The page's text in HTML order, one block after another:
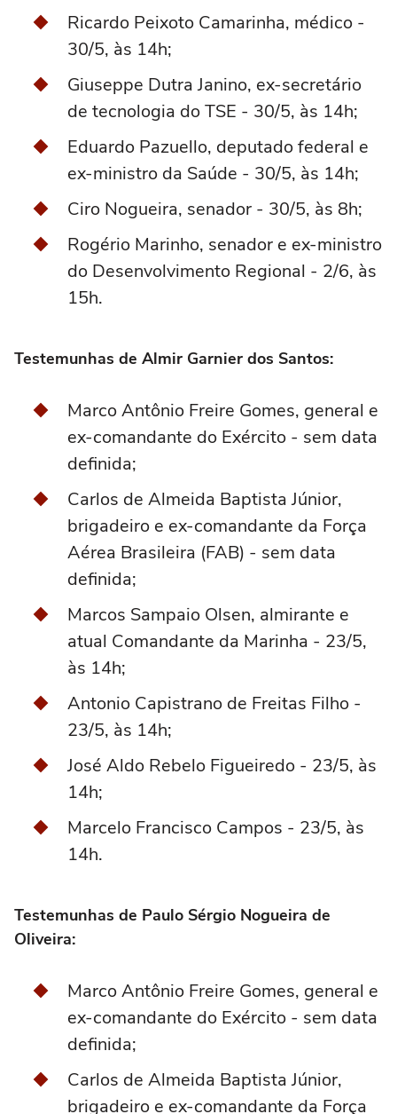
Ricardo Peixoto Camarinha, médico -
30/5, às 14h;
Giuseppe Dutra Janino, ex-secretário
de tecnologia do TSE - 30/5, às 14h;
Eduardo Pazuello, deputado federal e
ex-ministro da Saúde - 30/5, às 14h;
Ciro Nogueira, senador - 30/5, às 8h;
Rogério Marinho, senador e ex-ministro
do Desenvolvimento Regional - 2/6, às
15h.
Testemunhas de Almir Garnier dos Santos:
Marco Antônio Freire Gomes, general e
ex-comandante do Exército - sem data
definida;
Carlos de Almeida Baptista Júnior,
brigadeiro e ex-comandante da Força
Aérea Brasileira (FAB) - sem data
definida;
Marcos Sampaio Olsen, almirante e
atual Comandante da Marinha - 23/5,
às 14h;
Antonio Capistrano de Freitas Filho -
23/5, às 14h;
José Aldo Rebelo Figueiredo - 23/5, às
14h;
Marcelo Francisco Campos - 23/5, às
14h.
Testemunhas de Paulo Sérgio Nogueira de
Oliveira:
Marco Antônio Freire Gomes, general e
ex-comandante do Exército - sem data
definida;
Carlos de Almeida Baptista Júnior,
brigadeiro e ex-comandante da Força